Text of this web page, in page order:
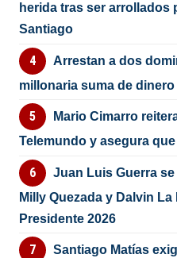
herida tras ser arrollados
Santiago
Arrestan a dos
millonaria suma de
Mario Cimarro
Telemundo y asegura
Juan Luis Guerra se
Milly Quezada y Dalvin La
Presidente 2026
Santiago Matías